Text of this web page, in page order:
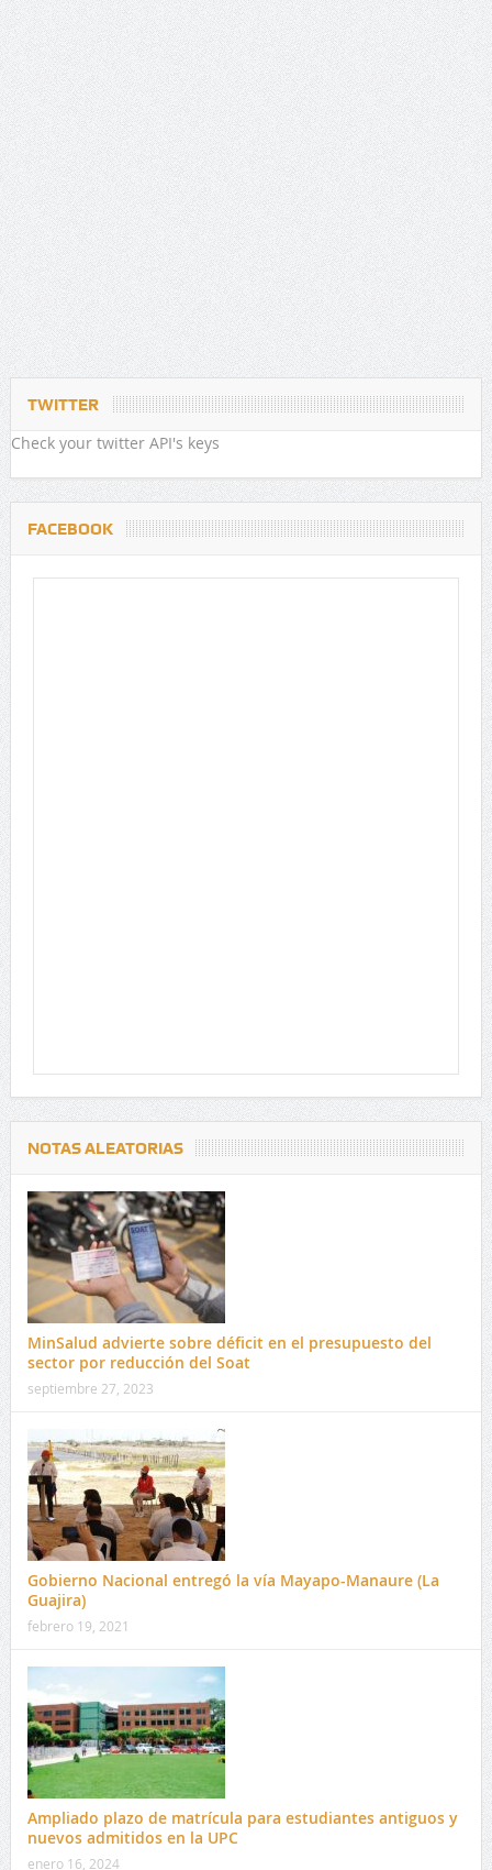
TWITTER
Check your twitter API's keys
FACEBOOK
NOTAS ALEATORIAS
MinSalud advierte sobre déficit en el presupuesto del
sector por reducción del Soat
septiembre 27, 2023
Gobierno Nacional entregó la vía Mayapo-Manaure (La
Guajira)
febrero 19, 2021
Ampliado plazo de matrícula para estudiantes antiguos y
nuevos admitidos en la UPC
enero 16, 2024